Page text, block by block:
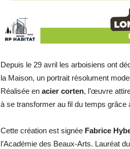
Depuis le 29 avril les arboisiens ont
la Maison, un portrait résolument
Réalisée en acier corten, l’œuvre
à se transformer au fil du temps grâce
Cette création est signée Fabrice
l’Académie des Beaux-Arts. Lauréat du